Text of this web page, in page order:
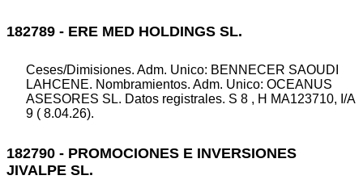
182789 - ERE MED HOLDINGS SL.
Ceses/Dimisiones. Adm. Unico: BENNECER SAOUDI
LAHCENE. Nombramientos. Adm. Unico: OCEANUS
ASESORES SL. Datos registrales. S 8 , H MA123710, I/A
9 ( 8.04.26).
182790 - PROMOCIONES E INVERSIONES
JIVALPE SL.